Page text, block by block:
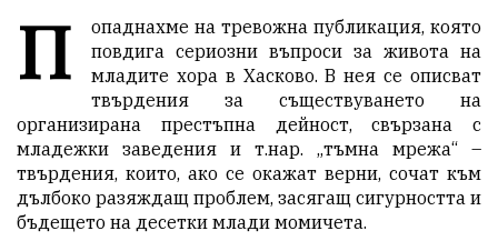
П
опаднахме на тревожна публикация, която
повдига сериозни въпроси за живота на
младите хора в Хасково. В нея се описват
твърдения за съществуването на
организирана престъпна дейност, свързана с
младежки заведения и т.нар. „тъмна мрежа“ –
твърдения, които, ако се окажат верни, сочат към
дълбоко разяждащ проблем, засягащ сигурността и
бъдещето на десетки млади момичета.